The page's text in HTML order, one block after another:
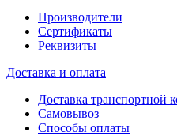
Производители
Сертификаты
Реквизиты
Доставка и оплата
Доставка транспортной
Самовывоз
Способы оплаты